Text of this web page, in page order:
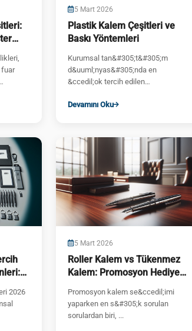
fuar
5 Mart 2026
Plastik Kalem Çeşitleri ve
Baskı Yöntemleri
Kurumsal tan&#305;t&#305;m
d&uuml;nyas&#305;nda en
&ccedil;ok tercih edilen
ba&#351;&#305;n...
Devamını Oku
2026
5 Mart 2026
Roller Kalem vs Tükenmez
Kalem: Promosyon Hediye
Promosyon kalem se&ccedil;imi
yaparken en s&#305;k sorulan
sorulardan biri, ...